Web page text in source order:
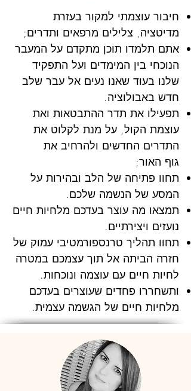
חיבור עוצמתי למקור בעזרת
מדיטציה, צלילים מרפאים ותדרים;
אתם תלמדו תוכן מתקדם על המעבר
הנוכחי בין המימדים ועל התפקיד
שלנו בעוד שאנו נעים אל עבר שלב
חדש באבולוציה.
תפעילו את תדר ההתבטאות ואת
עוצמת הקול, על מנת לקלוט את
התדרים החדשים ולהרחיב את
גוף האור;
תחוו פתיחה של הלב ובהירות על
המסע של הנשמה שלכם.
תמצאו מה עוצר בעדכם מלחיות חיים
נועזים ויצירתיים.
תחוו תהליך טרנספורמטיבי עמוק של
חזרה הביתה אל תוך עצמכם במטרה
לחיות חיים עם עוצמה ונוכחות.
ותשחררו פחדים שעוצרים בעדכם
מלחיות חיים של הגשמה עצמית.